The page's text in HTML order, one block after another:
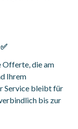
Offerte, die am
Ihrem
Service bleibt für
bis zur